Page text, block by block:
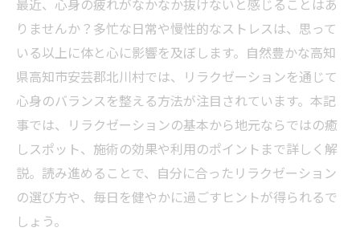
最近、心身の疲れがなかなか抜けないと感じることはあ
りませんか？多忙な日常や慢性的なストレスは、思って
いる以上に体と心に影響を及ぼします。自然豊かな高知
県高知市安芸郡北川村では、リラクゼーションを通じて
心身のバランスを整える方法が注目されています。本記
事では、リラクゼーションの基本から地元ならではの癒
しスポット、施術の効果や利用のポイントまで詳しく解
説。読み進めることで、自分に合ったリラクゼーション
の選び方や、毎日を健やかに過ごすヒントが得られるで
しょう。